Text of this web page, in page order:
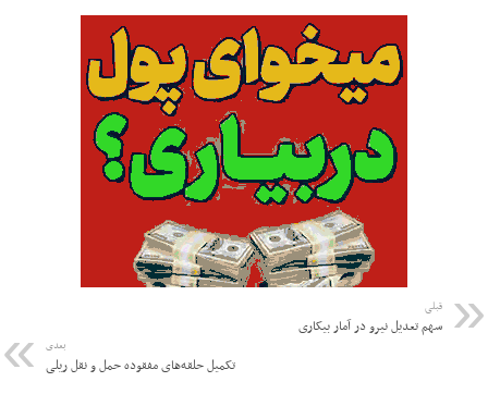
قبلی
سهم تعدیل نیرو در آمار بیکاری
بعدی
تکمیل حلقه‌های مفقوده حمل و نقل ریلی